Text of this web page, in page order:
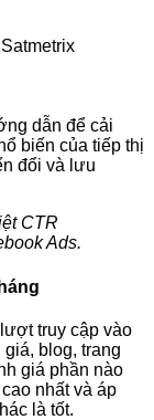
dẫn để cải
biến của tiếp thị
đổi và lưu
CTR
Ads.
truy cập vào
blog, trang
giá phần nào
nhất và áp
là tốt.